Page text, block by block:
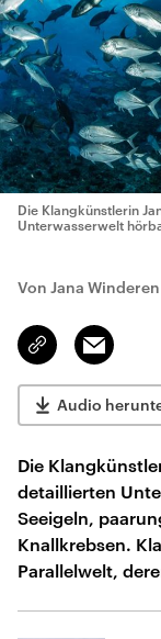
Die Klangkünstlerin
Unterwasserwelt
Von Jana Winderen
Link
kopieren/teilen
Email
Audio
Die
detaillierten
Seeigeln,
Knallkrebsen.
Parallelwelt,